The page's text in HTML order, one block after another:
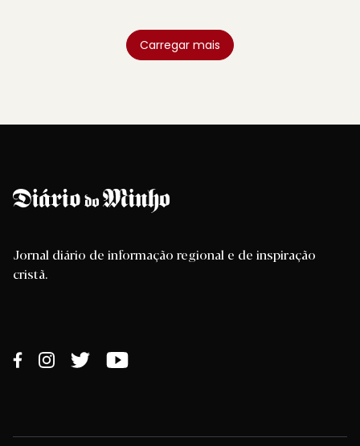
Carregar mais
Jornal diário de informação regional e de inspiração
cristã.